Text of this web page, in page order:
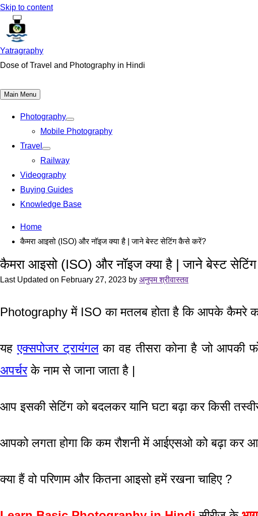
Skip to content
Yatragraphy
Dose of Travel and Photography in Hindi
Main Menu
Photography
Mobile Photography
Travel
Railway
Videography
Buying Guides
Knowledge Base
Home
कैमरा आइसो (ISO) और नॉइज क्या है | जाने बेस्ट सेटिंग कैसे करें?
कैमरा आइसो (ISO) और नॉइज क्या है | जाने बेस्ट
Last Updated on February 27, 2023 by अनुपम श्रीवास्तव
Photography में ISO का मतलब होता है कि आपके कैमरे
यहएक्सपोजर ट्रायंगलका वह तीसरा कोना है जो आपकी
अपर्चरके नाम से जाना जाता है |
आप इसकी सेटिंग को बदलकर यानि घटा बढ़ा कर किसी
आपको लगता होगा कि कम रौशनी में आईएसओ को बढ़ा कर
क्या हैं वो परिणाम और कितना आइसो हमें रखना चाहिए ?